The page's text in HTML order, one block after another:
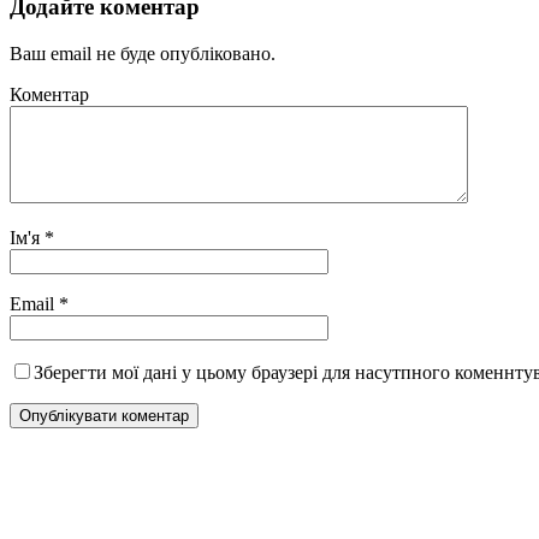
Додайте коментар
Ваш email не буде опубліковано.
Коментар
Ім'я *
Email *
Зберегти мої дані у цьому браузері для насутпного